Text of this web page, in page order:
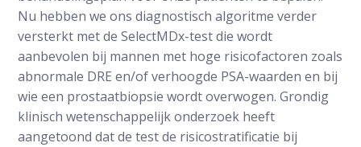
Nu hebben we ons diagnostisch algoritme verder
versterkt met de SelectMDx-test die wordt
aanbevolen bij mannen met hoge risicofactoren zoals
abnormale DRE en/of verhoogde PSA-waarden en bij
wie een prostaatbiopsie wordt overwogen. Grondig
klinisch wetenschappelijk onderzoek heeft
aangetoond dat de test de risicostratificatie bij